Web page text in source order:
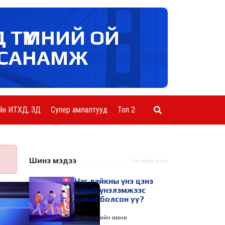
ТҮМНИЙ ОЙ
ИТХД, ЗД Супер амлалтууд Топ 20 ААН
Шинэ мэдээ Бүгдийг үзэх
Нэг лайкны үнэ цэнэ
хүний үнэлэмжээс
давах болсон уу?
18 цагийн өмнө